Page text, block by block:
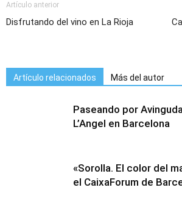
Artículo anterior
Disfrutando del vino en La Rioja
Artículo relacionados Más del autor
Paseando por
L’Angel en Barcelona
«Sorolla. El color del
el CaixaForum de